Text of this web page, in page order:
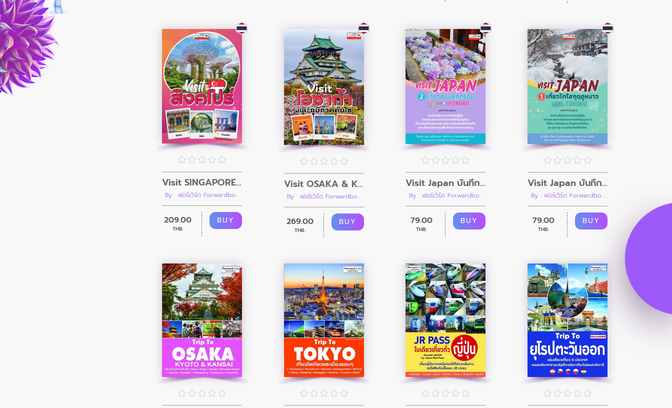
Visit SINGAPORE เที่ยวสิงคโปร์ตามแรงบันดาลใจ
By : ฟอร์เวิร์ด Forwardbo...
209.00
THB.
BUY
Visit OSAKA & KANSAI เที่ยวโอซาก้าและภูมิภาคคันไซ (คู่มือนำเที่ยวประเทศญี่ปุ่น)
By : ฟอร์เวิร์ด Forwardbo...
269.00
THB.
BUY
Visit Japan บันทึกเที่ยวญี่ปุ่น เล่ม 2 เที่ยวฮอนชูฤดูร้อน Summer HONSHU
By : ฟอร์เวิร์ด Forwardbo...
79.00
THB.
BUY
Visit Japan บันทึกเที่ยวญี่ปุ่น เล่ม 1 เที่ยวโทโฮกุฤดูหนาว Winter TOHOKU
By : ฟอร์เวิร์ด Forwardbo...
79.00
THB.
BUY